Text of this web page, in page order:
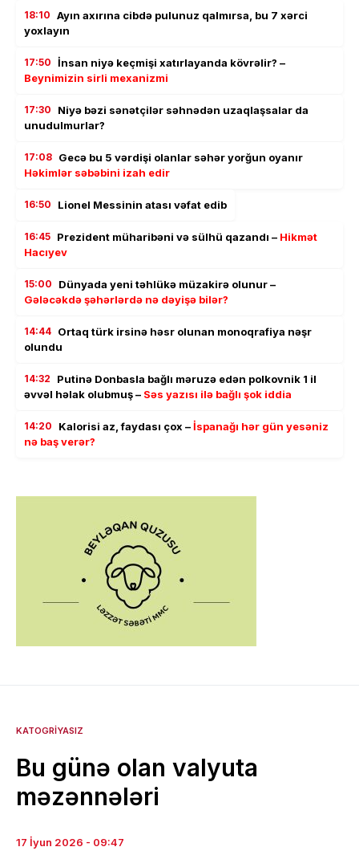
18:10 Ayın axırına cibdə pulunuz qalmırsa, bu 7 xərci
yoxlayın
17:50 İnsan niyə keçmişi xatırlayanda kövrəlir? –
Beynimizin sirli mexanizmi
17:30
Niyə bəzi sənətçilər səhnədən uzaqlaşsalar da
unudulmurlar?
17:08 Gecə bu 5 vərdişi olanlar səhər yorğun oyanır
Həkimlər səbəbini izah edir
16:50 Lionel Messinin atası vəfat edib
16:45 Prezident müharibəni və sülhü qazandı – Hikmət
Hacıyev
15:00
Dünyada yeni təhlükə müzakirə olunur –
Gələcəkdə şəhərlərdə nə dəyişə bilər?
14:44 Ortaq türk irsinə həsr olunan monoqrafiya nəşr
olundu
14:32
Putinə Donbasla bağlı məruzə edən polkovnik 1 il
əvvəl həlak olubmuş – Səs yazısı ilə bağlı şok iddia
14:20 Kalorisi az, faydası çox –İspanağı hər gün yesəniz
nə baş verər?
KATOGRIYASIZ
Bu günə olan valyuta
məzənnələri
17 İyun 2026 - 09:47